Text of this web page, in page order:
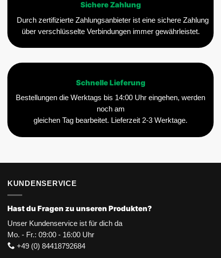
Sichere Zahlung
Durch zertifizierte Zahlungsanbieter ist eine sichere Zahlung
über verschlüsselte Verbindungen immer gewährleistet.
Schnelle Lieferung
Bestellungen die Werktags bis 14:00 Uhr eingehen, werden
noch am
gleichen Tag bearbeitet. Lieferzeit 2-3 Werktage.
KUNDENSERVICE
Hast du Fragen zu unseren Produkten?
Unser Kundenservice ist für dich da
Mo. - Fr.: 09:00 - 16:00 Uhr
+49 (0) 84418792684